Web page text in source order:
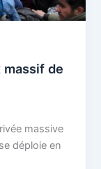
massif de
massive
déploie en